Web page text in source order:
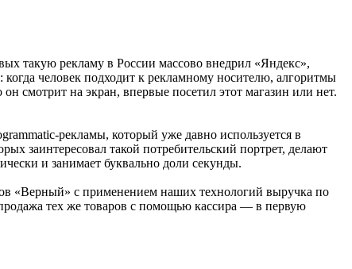
такую рекламу в России массово внедрил «Яндекс»,
человек подходит к рекламному носителю, алгоритмы
смотрит на экран, впервые посетил этот магазин или нет.
рекламы, который уже давно используется в
заинтересовал такой потребительский портрет, делают
и занимает буквально доли секунды.
«Верный» с применением наших технологий выручка по
тех же товаров с помощью кассира — в первую